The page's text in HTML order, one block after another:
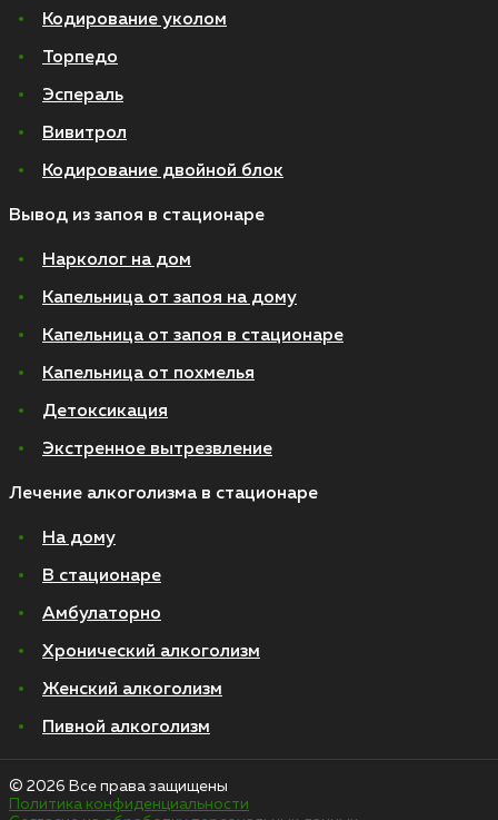
Кодирование уколом
Торпедо
Эспераль
Вивитрол
Кодирование двойной блок
Вывод из запоя в стационаре
Нарколог на дом
Капельница от запоя на дому
Капельница от запоя в стационаре
Капельница от похмелья
Детоксикация
Экстренное вытрезвление
Лечение алкоголизма в стационаре
На дому
В стационаре
Амбулаторно
Хронический алкоголизм
Женский алкоголизм
Пивной алкоголизм
© 2026 Все права защищены
Политика конфиденциальности